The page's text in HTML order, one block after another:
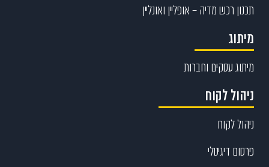
תכנון רכש מדיה – אופליין ואונליין
מיתוג
מיתוג עסקים וחברות
ניהול לקוח
ניהול לקוח
פרסום דיגיטלי